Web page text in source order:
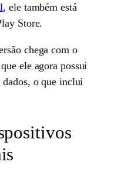
, ele também está
Store.
chega com o
ele agora possui
dados, o que inclui